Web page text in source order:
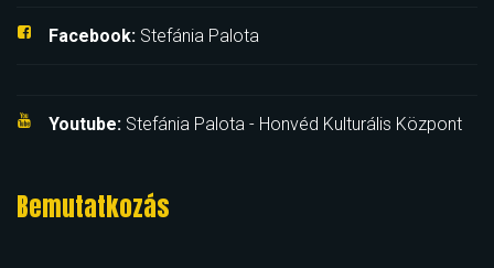
Facebook: Stefánia Palota
Youtube: Stefánia Palota - Honvéd Kulturális Központ
Bemutatkozás